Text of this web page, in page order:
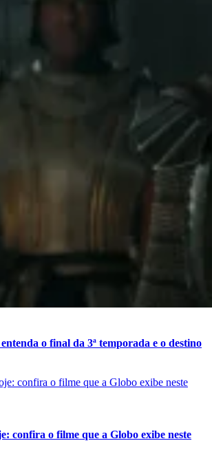
o final da 3ª temporada e o destino
confira o filme que a Globo exibe neste